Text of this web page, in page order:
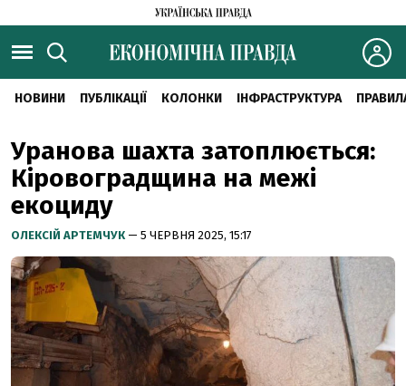
НОВИНИ ПУБЛІКАЦІЇ КОЛОНКИ ІНФРАСТРУКТУРА
Уранова шахта затоплюється:
Кіровоградщина на межі
екоциду
ОЛЕКСІЙ АРТЕМЧУК — 5 ЧЕРВНЯ 2025, 15:17